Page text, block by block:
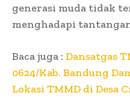
generasi muda tidak
menghadapi
Baca juga : Dansatgas
0624/Kab. Bandung
Lokasi TMMD di Desa